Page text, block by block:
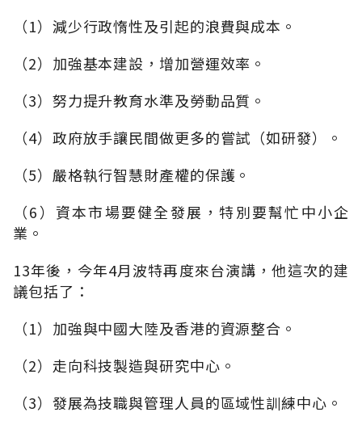
（1）減少行政惰性及引起的浪費與成本。
（2）加強基本建設，增加營運效率。
（3）努力提升教育水準及勞動品質。
（4）政府放手讓民間做更多的嘗試（如研發）。
（5）嚴格執行智慧財產權的保護。
（6）資本市場要健全發展，特別要幫忙中小企
業。
13年後，今年4月波特再度來台演講，他這次的建
議包括了：
（1）加強與中國大陸及香港的資源整合。
（2）走向科技製造與研究中心。
（3）發展為技職與管理人員的區域性訓練中心。